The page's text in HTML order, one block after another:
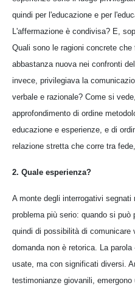
quindi per l'educazione e per
L'affermazione è condivisa? E,
Quali sono le ragioni concrete che
abbastanza nuova nei confronti
invece, privilegiava la
verbale e razionale? Come si
approfondimento di ordine
educazione e esperienze, e di
relazione stretta che corre tra
2. Quale esperienza?
A monte degli interrogativi segnati
problema più serio: quando si può
quindi di possibilità di comunicare
domanda non è retorica. La
usate, ma con significati diversi.
testimonianze giovanili,